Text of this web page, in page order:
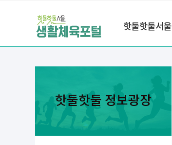
핫둘핫둘서울
핫둘핫둘 정보광장